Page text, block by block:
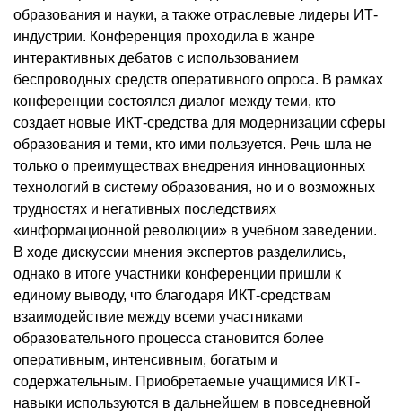
образования и науки, а также отраслевые лидеры ИТ-
индустрии. Конференция проходила в жанре
интерактивных дебатов с использованием
беспроводных средств оперативного опроса. В рамках
конференции состоялся диалог между теми, кто
создает новые ИКТ-средства для модернизации сферы
образования и теми, кто ими пользуется. Речь шла не
только о преимуществах внедрения инновационных
технологий в систему образования, но и о возможных
трудностях и негативных последствиях
«информационной революции» в учебном заведении.
В ходе дискуссии мнения экспертов разделились,
однако в итоге участники конференции пришли к
единому выводу, что благодаря ИКТ-средствам
взаимодействие между всеми участниками
образовательного процесса становится более
оперативным, интенсивным, богатым и
содержательным. Приобретаемые учащимися ИКТ-
навыки используются в дальнейшем в повседневной